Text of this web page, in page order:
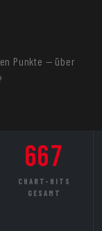
Punkte — über
667
CHART-HITS
GESAMT